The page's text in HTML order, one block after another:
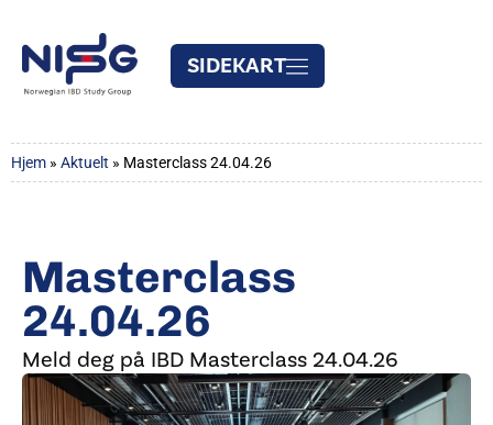
SIDEKART
Hjem » Aktuelt » Masterclass 24.04.26
Masterclass
24.04.26
Meld deg på IBD Masterclass 24.04.26